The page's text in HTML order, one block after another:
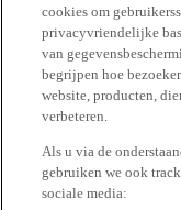
cookies om
privacyvriendelijke
van
begrijpen hoe
website, producten,
verbeteren.
Als u via de
gebruiken we ook
sociale media: